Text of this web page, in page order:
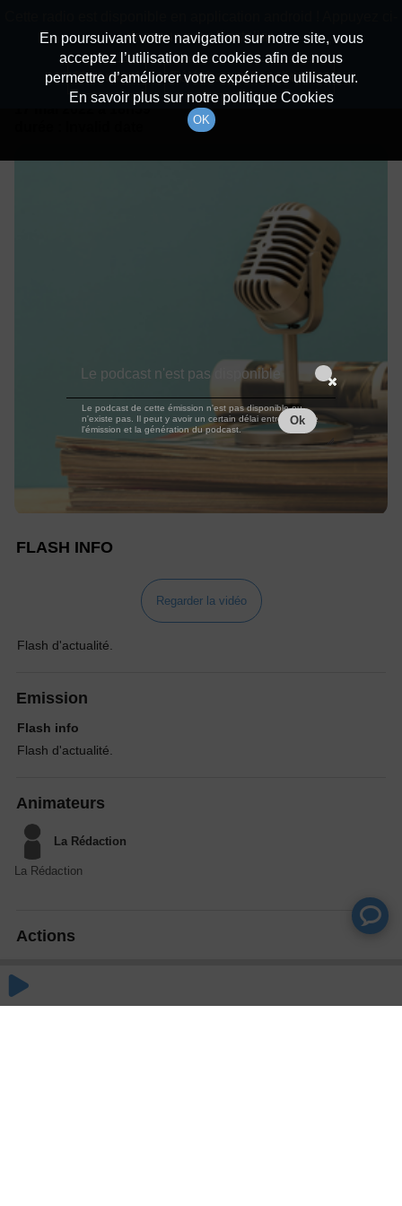
Détails De L'épisode
à 18h59
FLASH INFO
Regarder la vidéo
Flash d'actualité.
Emission
Flash info
Flash d'actualité.
Animateurs
La Rédaction
La Rédaction
Actions
En poursuivant votre navigation sur notre site, vous
acceptez l’utilisation de cookies afin de nous
permettre d’améliorer votre expérience utilisateur.
En savoir plus sur notre politique Cookies
OK
dessous pour l'installer.
Non merci Télécharger l'application
Le podcast n'est pas disponible
Le podcast de cette émission n'est pas disponible ou
n'existe pas. Il peut y avoir un certain délai entre la fin de
l'émission et la génération du podcast.
Ok